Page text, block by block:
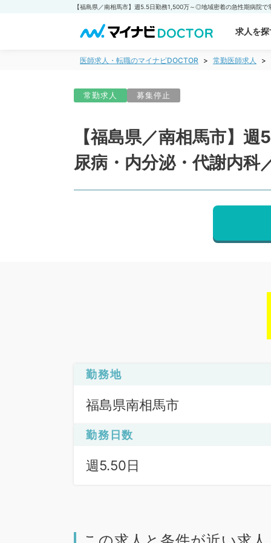
求人を探
医師求人・転職のマイナビDOCTOR 常勤医師求人
常勤求人 募集停止
【福島県／南相馬市】
尿病・内分泌・代謝内科
勤務地
福島県南相馬市
勤務日数
週5.50日